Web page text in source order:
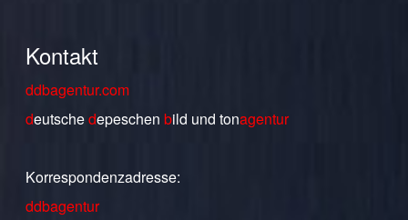
Kontakt
ddbagentur.com
deutschedepeschen bild undtonagentur
Korrespondenzadresse:
ddbagentur